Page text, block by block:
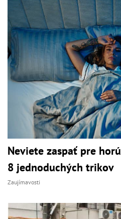
Neviete zaspať pre
8 jednoduchých trikov
Zaujímavosti